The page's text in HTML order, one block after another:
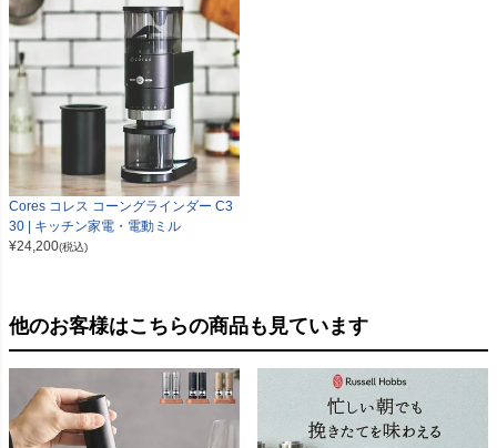
Cores コレス コーングラインダー C3
30 | キッチン家電・電動ミル
¥24,200(税込)
他のお客様はこちらの商品も見ています